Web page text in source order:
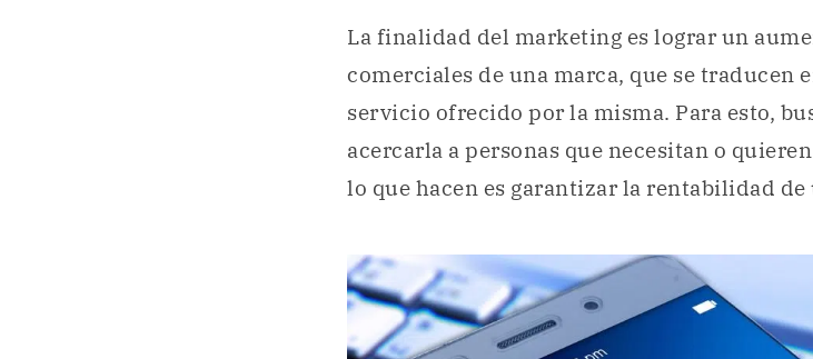
La finalidad del marketing es lograr un
comerciales de una marca, que se traducen
servicio ofrecido por la misma. Para esto,
acercarla a personas que necesitan o
lo que hacen es garantizar la rentabilidad de